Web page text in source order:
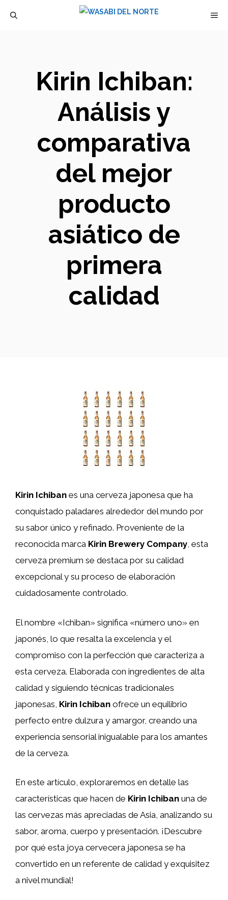
Kirin Ichiban:
Análisis y
comparativa
del mejor
producto
asiático de
primera
calidad
Kirin Ichiban es una cerveza japonesa que ha
conquistado paladares alrededor del mundo por
su sabor único y refinado. Proveniente de la
reconocida marca Kirin Brewery Company, esta
cerveza premium se destaca por su calidad
excepcional y su proceso de elaboración
cuidadosamente controlado.
El nombre «Ichiban» significa «número uno» en
japonés, lo que resalta la excelencia y el
compromiso con la perfección que caracteriza a
esta cerveza. Elaborada con ingredientes de alta
calidad y siguiendo técnicas tradicionales
japonesas, Kirin Ichiban ofrece un equilibrio
perfecto entre dulzura y amargor, creando una
experiencia sensorial inigualable para los amantes
de la cerveza.
En este artículo, exploraremos en detalle las
características que hacen de Kirin Ichiban una de
las cervezas más apreciadas de Asia, analizando su
sabor, aroma, cuerpo y presentación. ¡Descubre
por qué esta joya cervecera japonesa se ha
convertido en un referente de calidad y exquisitez
a nivel mundial!